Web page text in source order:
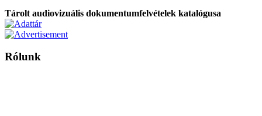
Tárolt audiovizuális dokumentumfelvételek katalógusa
Rólunk